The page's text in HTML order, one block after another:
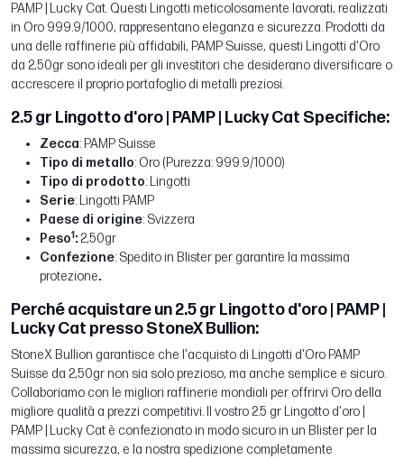
PAMP | Lucky Cat. Questi Lingotti meticolosamente lavorati, realizzati
in Oro 999.9/1000, rappresentano eleganza e sicurezza. Prodotti da
una delle raffinerie più affidabili, PAMP Suisse, questi Lingotti d'Oro
da 2,50gr sono ideali per gli investitori che desiderano diversificare o
accrescere il proprio portafoglio di metalli preziosi.
2.5 gr Lingotto d'oro | PAMP | Lucky Cat Specifiche:
Zecca: PAMP Suisse
Tipo di metallo: Oro (Purezza: 999.9/1000)
Tipo di prodotto: Lingotti
Serie: Lingotti PAMP
Paese di origine: Svizzera
Peso1: 2,50gr
Confezione: Spedito in Blister per garantire la massima
protezione.
Perché acquistare un 2.5 gr Lingotto d'oro | PAMP |
Lucky Cat presso StoneX Bullion:
StoneX Bullion garantisce che l'acquisto di Lingotti d'Oro PAMP
Suisse da 2,50gr non sia solo prezioso, ma anche semplice e sicuro.
Collaboriamo con le migliori raffinerie mondiali per offrirvi Oro della
migliore qualità a prezzi competitivi. Il vostro 2.5 gr Lingotto d'oro |
PAMP | Lucky Cat è confezionato in modo sicuro in un Blister per la
massima sicurezza, e la nostra spedizione completamente